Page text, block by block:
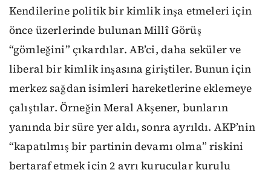
Kendilerine politik bir kimlik inşa etmeleri için
önce üzerlerinde bulunan Millî Görüş
“gömleğini” çıkardılar. AB’ci, daha seküler ve
liberal bir kimlik inşasına giriştiler. Bunun için
merkez sağdan isimleri hareketlerine eklemeye
çalıştılar. Örneğin Meral Akşener, bunların
yanında bir süre yer aldı, sonra ayrıldı. AKP’nin
“kapatılmış bir partinin devamı olma” riskini
bertaraf etmek için 2 ayrı kurucular kurulu